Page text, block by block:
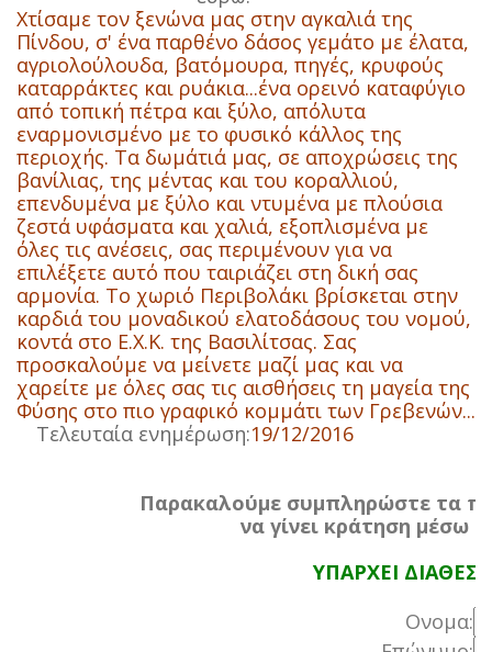
Χτίσαμε τον ξενώνα μας στην αγκαλιά της
Πίνδου, σ' ένα παρθένο δάσος γεμάτο με έλατα,
αγριολούλουδα, βατόμουρα, πηγές, κρυφούς
καταρράκτες και ρυάκια...ένα ορεινό καταφύγιο
από τοπική πέτρα και ξύλο, απόλυτα
εναρμονισμένο με το φυσικό κάλλος της
περιοχής. Τα δωμάτιά μας, σε αποχρώσεις της
βανίλιας, της μέντας και του κοραλλιού,
επενδυμένα με ξύλο και ντυμένα με πλούσια
ζεστά υφάσματα και χαλιά, εξοπλισμένα με
όλες τις ανέσεις, σας περιμένουν για να
επιλέξετε αυτό που ταιριάζει στη δική σας
αρμονία. To χωριό Περιβολάκι βρίσκεται στην
καρδιά του μοναδικού ελατοδάσους του νομού,
κοντά στο Ε.Χ.Κ. της Βασιλίτσας. Σας
προσκαλούμε να μείνετε μαζί μας και να
χαρείτε με όλες σας τις αισθήσεις τη μαγεία της
Φύσης στο πιο γραφικό κομμάτι των Γρεβενών...
Τελευταία ενημέρωση:19/12/2016
Παρακαλούμε συμπληρώστε τα
να γίνει κράτηση μέσω
ΥΠΑΡΧΕΙ
Ονομα: